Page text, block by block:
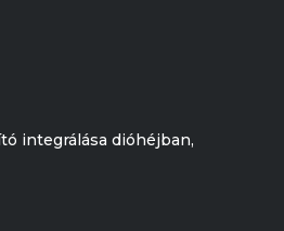
integrálása dióhéjban,